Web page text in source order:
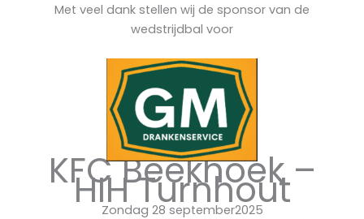
Met veel dank stellen wij de sponsor van de
wedstrijdbal voor
KFC Beekhoek –
HIH Turnhout
Zondag 28 september2025